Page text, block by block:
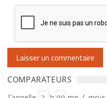
COMPARATEURS